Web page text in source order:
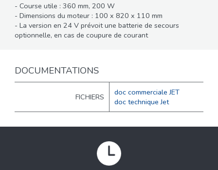
- Course utile : 360 mm, 200 W
- Dimensions du moteur : 100 x 820 x 110 mm
- La version en 24 V prévoit une batterie de secours
optionnelle, en cas de coupure de courant
DOCUMENTATIONS
FICHIERS
doc commerciale JET
doc technique Jet